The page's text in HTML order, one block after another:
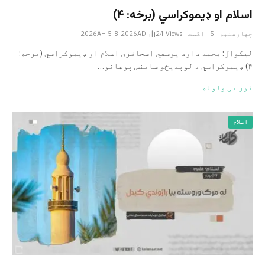
اسلام او ډیموکراسي (برخه: ۴)
چهارشنبه _5 _اگست _2026AH 5-8-2026AD 24 Views
لیکوال: محمد داود یوسفي اسحاقزی اسلام او ډیموکراسي (برخه:
۴) ډیموکراسي د لوېدیځو ساینس پوهانو…
نور یی ولوله
اسلام